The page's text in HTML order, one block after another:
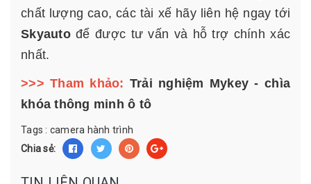
chất lượng cao, các tài xế hãy liên hệ ngay tới
Skyautođể được tư vấn và hỗ trợ chính xác
nhất.
>>> Tham khảo: Trải nghiệm Mykey - chìa
khóa thông minh ô tô
Tags : camera hành trình
Chia sẻ: